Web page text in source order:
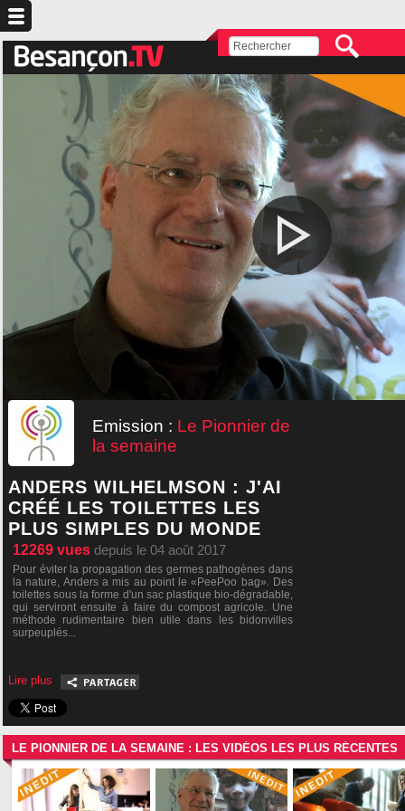
Emission : Le Pionnier de
la semaine
ANDERS WILHELMSON : J'AI
CRÉÉ LES TOILETTES LES
PLUS SIMPLES DU MONDE
12269 vues depuis le 04 août 2017
Pour éviter la propagation des germes pathogènes dans
la nature, Anders a mis au point le «PeePoo bag». Des
toilettes sous la forme d'un sac plastique bio-dégradable,
qui serviront ensuite à faire du compost agricole. Une
méthode rudimentaire bien utile dans les bidonvilles
surpeuplés...
Lire plus
LE PIONNIER DE LA SEMAINE : LES VIDÉOS LES PLUS RÉCENTES